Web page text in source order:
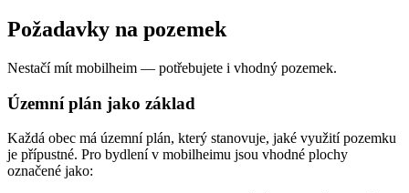
Požadavky na pozemek
Nestačí mít mobilheim — potřebujete i vhodný pozemek.
Územní plán jako základ
Každá obec má územní plán, který stanovuje, jaké využití pozemku
je přípustné. Pro bydlení v mobilheimu jsou vhodné plochy
označené jako: